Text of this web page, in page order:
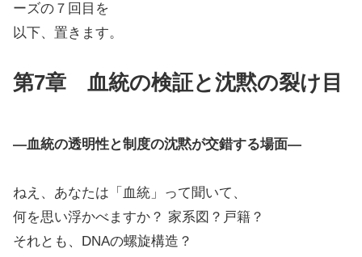
ーズの７回目を
以下、置きます。
第7章 血統の検証と沈黙の裂け目
―血統の透明性と制度の沈黙が交錯する場面―
ねえ、あなたは「血統」って聞いて、
何を思い浮かべますか？ 家系図？戸籍？
それとも、DNAの螺旋構造？